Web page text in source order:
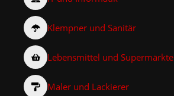
Klempner und Sanitär
Lebensmittel und Supermärkte
Maler und Lackierer